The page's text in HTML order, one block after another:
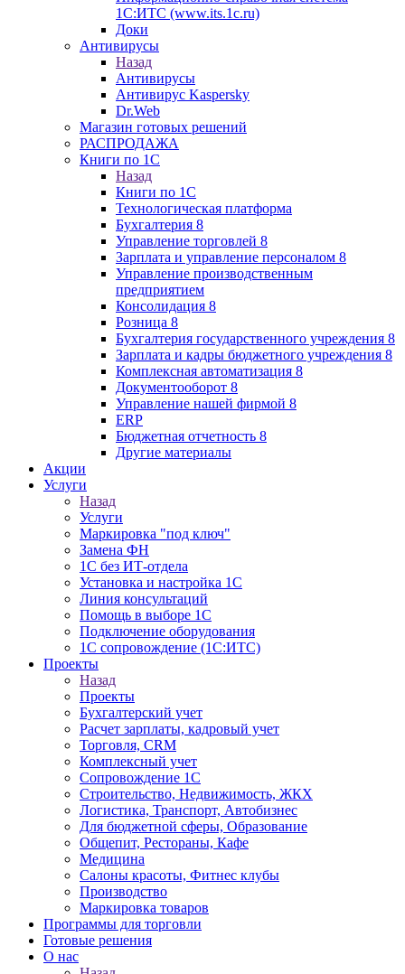
1С:ИТС (www.its.1c.ru)
Доки
Антивирусы
Назад
Антивирусы
Антивирус Kaspersky
Dr.Web
Магазин готовых решений
РАСПРОДАЖА
Книги по 1С
Назад
Книги по 1С
Технологическая платформа
Бухгалтерия 8
Управление торговлей 8
Зарплата и управление персоналом 8
Управление производственным
предприятием
Консолидация 8
Розница 8
Бухгалтерия государственного учреждения 8
Зарплата и кадры бюджетного учреждения 8
Комплексная автоматизация 8
Документооборот 8
Управление нашей фирмой 8
ERP
Бюджетная отчетность 8
Другие материалы
Акции
Услуги
Назад
Услуги
Маркировка "под ключ"
Замена ФН
1С без ИТ-отдела
Установка и настройка 1С
Линия консультаций
Помощь в выборе 1С
Подключение оборудования
1С сопровождение (1С:ИТС)
Проекты
Назад
Проекты
Бухгалтерский учет
Расчет зарплаты, кадровый учет
Торговля, CRM
Комплексный учет
Сопровождение 1С
Строительство, Недвижимость, ЖКХ
Логистика, Транспорт, Автобизнес
Для бюджетной сферы, Образование
Общепит, Рестораны, Кафе
Медицина
Салоны красоты, Фитнес клубы
Производство
Маркировка товаров
Программы для торговли
Готовые решения
О нас